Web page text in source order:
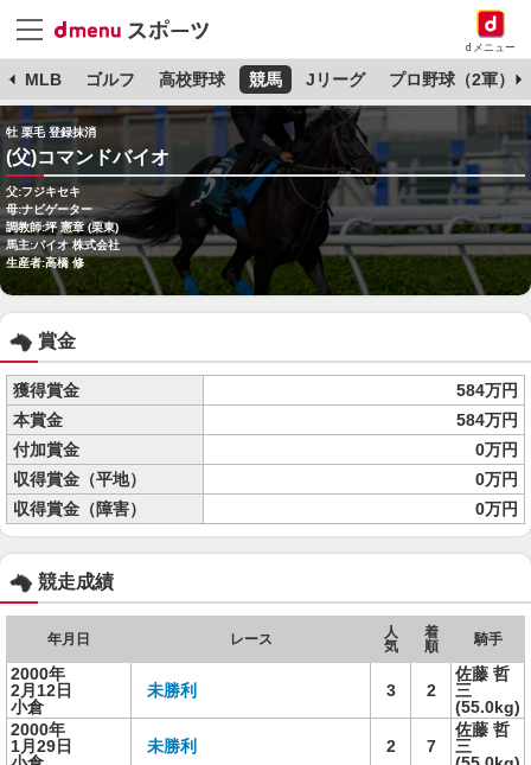
dメニュー
MLB ゴルフ 高校野球 競馬 Jリーグ プロ野球（2軍）
牡 栗毛 登録抹消
(父)コマンドバイオ
父:フジキセキ
母:ナビゲーター
調教師:坪 憲章 (栗東)
馬主:バイオ 株式会社
生産者:高橋 修
賞金
獲得賞金
584万円
本賞金
584万円
付加賞金
0万円
収得賞金（平地）
0万円
収得賞金（障害）
0万円
競走成績
年月日 レース
人
気
着
順
騎手
2000年
2月12日
小倉
未勝利 3 2
佐藤 哲
三
(55.0kg)
2000年
1月29日
未勝利 2 7
佐藤 哲
三